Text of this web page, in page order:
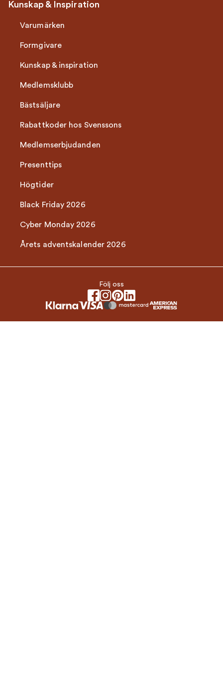
Kunskap & Inspiration
Varumärken
Formgivare
Kunskap & inspiration
Medlemsklubb
Bästsäljare
Rabattkoder hos Svenssons
Medlemserbjudanden
Presenttips
Högtider
Black Friday 2026
Cyber Monday 2026
Årets adventskalender 2026
Följ oss